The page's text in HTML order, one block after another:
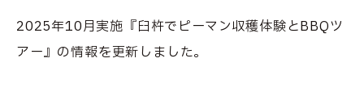
2025年10月実施『臼杵でピーマン収穫体験とBBQツ
アー』の情報を更新しました。